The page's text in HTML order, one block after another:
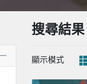
搜尋結果
顯示模式